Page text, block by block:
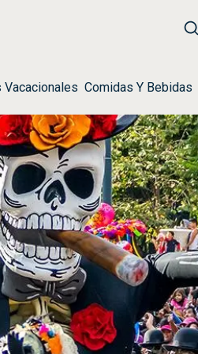
Vacacionales Comidas Y Bebidas